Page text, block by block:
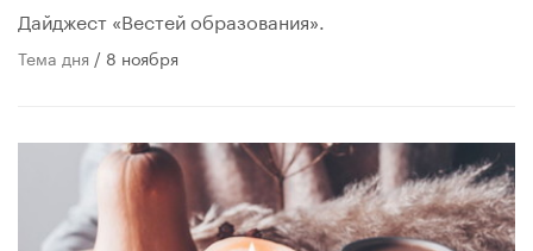
Дайджест «Вестей образования».
Тема дня / 8 ноября